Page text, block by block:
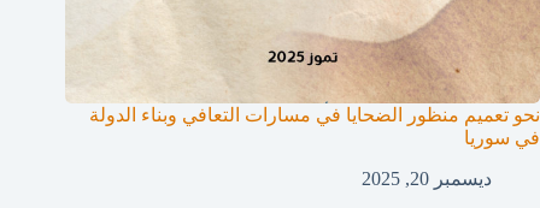
نحو تعميم منظور الضحايا في مسارات التعافي وبناء الدولة
في سوريا
ديسمبر 20, 2025